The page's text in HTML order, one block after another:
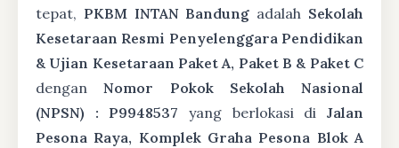
tepat, PKBM INTAN Bandung adalah Sekolah
Kesetaraan Resmi Penyelenggara Pendidikan
& Ujian Kesetaraan Paket A, Paket B & Paket C
denganNomor Pokok Sekolah Nasional
(NPSN) : P9948537 yang berlokasi diJalan
Pesona Raya, Komplek Graha Pesona Blok A